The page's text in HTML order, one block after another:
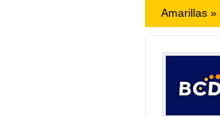
Amarillas »